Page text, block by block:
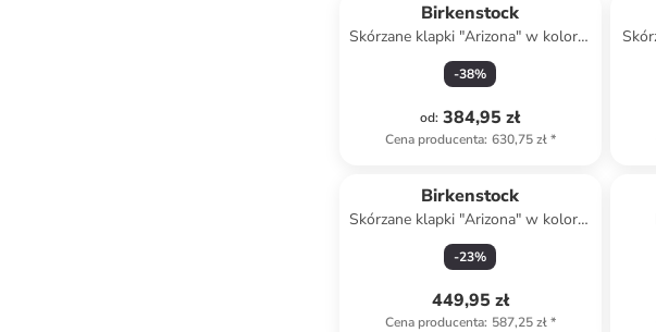
Birkenstock
Skórzane klapki "Arizona" w kolorze
jasnobrązowym
-38%
od: 384,95 zł
Cena producenta: 630,75 zł*
Birkenstock
Skórzane klapki "Arizona" w kolorze
błękitnym
-23%
449,95 zł
Cena producenta: 587,25 zł*